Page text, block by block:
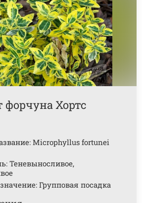
форчуна Хортс
Microphyllus fortunei
Теневыносливое,
Групповая посадка